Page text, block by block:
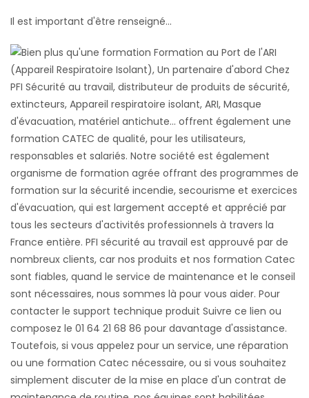
Il est important d'être renseigné...